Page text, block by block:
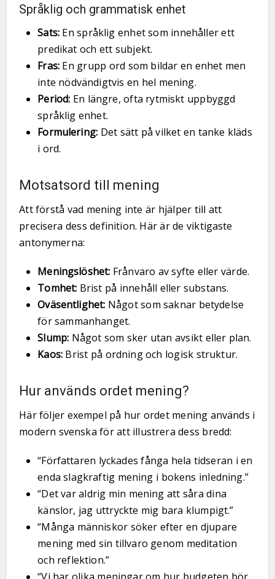
Språklig och grammatisk enhet
Sats: En språklig enhet som innehåller ett
predikat och ett subjekt.
Fras: En grupp ord som bildar en enhet men
inte nödvändigtvis en hel mening.
Period: En längre, ofta rytmiskt uppbyggd
språklig enhet.
Formulering: Det sätt på vilket en tanke kläds
i ord.
Motsatsord till mening
Att förstå vad mening inte är hjälper till att
precisera dess definition. Här är de viktigaste
antonymerna:
Meningslöshet: Frånvaro av syfte eller värde.
Tomhet: Brist på innehåll eller substans.
Oväsentlighet: Något som saknar betydelse
för sammanhanget.
Slump: Något som sker utan avsikt eller plan.
Kaos: Brist på ordning och logisk struktur.
Hur används ordet mening?
Här följer exempel på hur ordet mening används i
modern svenska för att illustrera dess bredd:
“Författaren lyckades fånga hela tidseran i en
enda slagkraftig mening i bokens inledning.”
“Det var aldrig min mening att såra dina
känslor, jag uttryckte mig bara klumpigt.”
“Många människor söker efter en djupare
mening med sin tillvaro genom meditation
och reflektion.”